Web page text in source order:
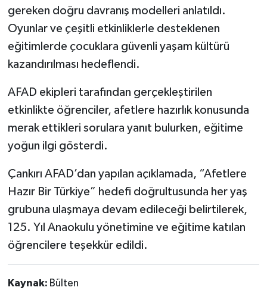
gereken doğru davranış modelleri anlatıldı.
Oyunlar ve çeşitli etkinliklerle desteklenen
eğitimlerde çocuklara güvenli yaşam kültürü
kazandırılması hedeflendi.
AFAD ekipleri tarafından gerçekleştirilen
etkinlikte öğrenciler, afetlere hazırlık konusunda
merak ettikleri sorulara yanıt bulurken, eğitime
yoğun ilgi gösterdi.
Çankırı AFAD’dan yapılan açıklamada, “Afetlere
Hazır Bir Türkiye” hedefi doğrultusunda her yaş
grubuna ulaşmaya devam edileceği belirtilerek,
125. Yıl Anaokulu yönetimine ve eğitime katılan
öğrencilere teşekkür edildi.
Kaynak: Bülten